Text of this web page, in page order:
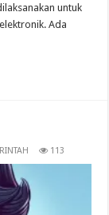
untuk
Ada
113